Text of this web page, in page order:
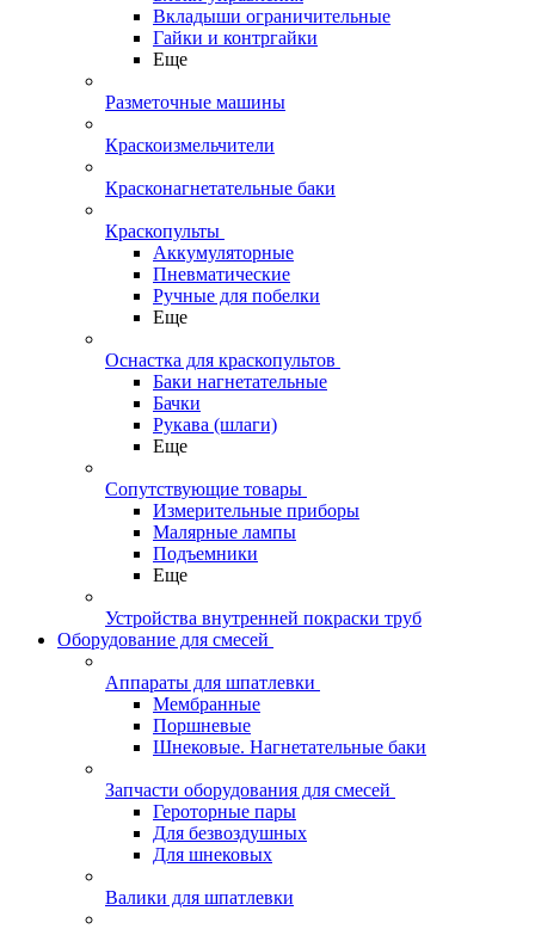
Вкладыши ограничительные
Гайки и контргайки
Еще
Разметочные машины
Краскоизмельчители
Красконагнетательные баки
Краскопульты
Аккумуляторные
Пневматические
Ручные для побелки
Еще
Оснастка для краскопультов
Баки нагнетательные
Бачки
Рукава (шлаги)
Еще
Сопутствующие товары
Измерительные приборы
Малярные лампы
Подъемники
Еще
Устройства внутренней покраски труб
Оборудование для смесей
Аппараты для шпатлевки
Мембранные
Поршневые
Шнековые. Нагнетательные баки
Запчасти оборудования для смесей
Героторные пары
Для безвоздушных
Для шнековых
Валики для шпатлевки